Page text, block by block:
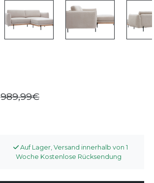
989,99
Auf Lager, Versand innerhalb von 1
Woche Kostenlose Rücksendung